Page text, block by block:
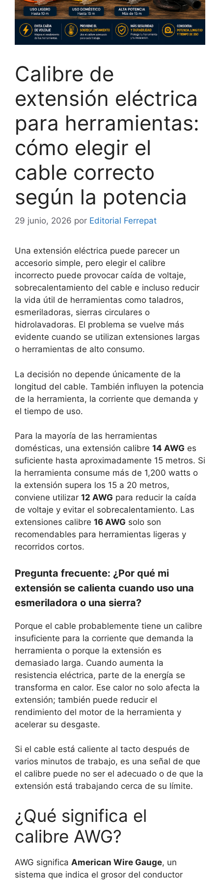
Calibre de
extensión eléctrica
para herramientas:
cómo elegir el
cable correcto
según la potencia
29 junio, 2026 por Editorial Ferrepat
Una extensión eléctrica puede parecer un
accesorio simple, pero elegir el calibre
incorrecto puede provocar caída de voltaje,
sobrecalentamiento del cable e incluso reducir
la vida útil de herramientas como taladros,
esmeriladoras, sierras circulares o
hidrolavadoras. El problema se vuelve más
evidente cuando se utilizan extensiones largas
o herramientas de alto consumo.
La decisión no depende únicamente de la
longitud del cable. También influyen la potencia
de la herramienta, la corriente que demanda y
el tiempo de uso.
Para la mayoría de las herramientas
domésticas, una extensión calibre 14 AWG es
suficiente hasta aproximadamente 15 metros. Si
la herramienta consume más de 1,200 watts o
la extensión supera los 15 a 20 metros,
conviene utilizar 12 AWG para reducir la caída
de voltaje y evitar el sobrecalentamiento. Las
extensiones calibre 16 AWG solo son
recomendables para herramientas ligeras y
recorridos cortos.
Pregunta frecuente: ¿Por qué mi
extensión se calienta cuando uso una
esmeriladora o una sierra?
Porque el cable probablemente tiene un calibre
insuficiente para la corriente que demanda la
herramienta o porque la extensión es
demasiado larga. Cuando aumenta la
resistencia eléctrica, parte de la energía se
transforma en calor. Ese calor no solo afecta la
extensión; también puede reducir el
rendimiento del motor de la herramienta y
acelerar su desgaste.
Si el cable está caliente al tacto después de
varios minutos de trabajo, es una señal de que
el calibre puede no ser el adecuado o de que la
extensión está trabajando cerca de su límite.
¿Qué significa el
calibre AWG?
AWG significa American Wire Gauge, un
sistema que indica el grosor del conductor